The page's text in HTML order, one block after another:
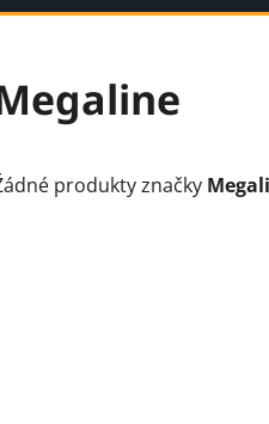
produkty značky